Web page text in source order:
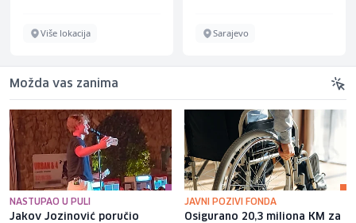
Više lokacija Sarajevo
Možda vas zanima
NASTUPAO U PULI
Jakov Jozinović poručio
JAVNI POZIVI FONDA
Osigurano 20,3 miliona KM za